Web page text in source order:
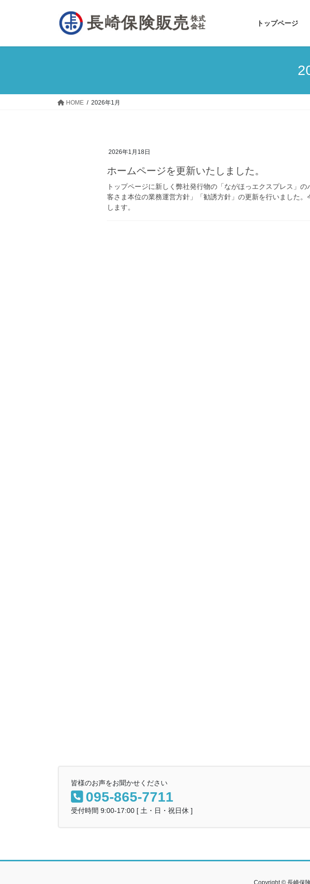
トップページ
HOME 2026年1月
2026年1月18日
ホームページを更新いたしました。
トップページに新しく弊社発行物の「ながほっエクスプレス」
客さま本位の業務運営方針」「勧誘方針」の更新を行いました。
します。
皆様のお声をお聞かせください
095-865-7711
受付時間 9:00-17:00 [ 土・日・祝日休 ]